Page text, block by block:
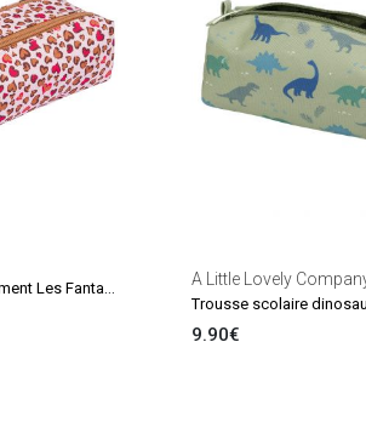
A Little Lovely
Trousse scolaire
9.90€